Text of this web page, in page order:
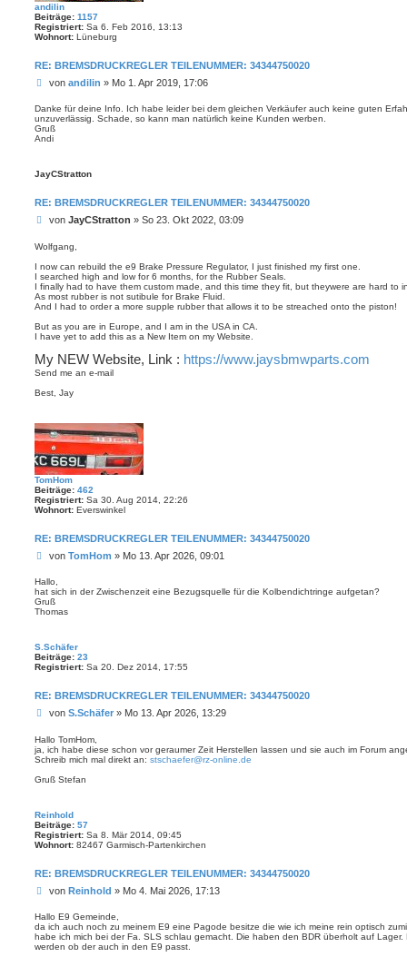
andilin
Beiträge: 1157
Registriert: Sa 6. Feb 2016, 13:13
Wohnort: Lüneburg
RE: BREMSDRUCKREGLER TEILENUMMER: 34344750020
B
i
t
r
a
von andilin » Mo 1. Apr 2019, 17:06
Danke für deine Info. Ich habe leider bei dem gleichen Verkäufer auch keine guten
unzuverlässig. Schade, so kann man natürlich keine Kunden werben.
Gruß
Andi
JayCStratton
RE: BREMSDRUCKREGLER TEILENUMMER: 34344750020
B
i
r
a
g
von JayCStratton » So 23. Okt 2022, 03:09
Wolfgang,
I now can rebuild the e9 Brake Pressure Regulator, I just finished my first one.
I searched high and low for 6 months, for the Rubber Seals.
I finally had to have them custom made, and this time they fit, but theywere are hard to
As most rubber is not sutibule for Brake Fluid.
And I had to order a more supple rubber that allows it to be streached onto the piston!
But as you are in Europe, and I am in the USA in CA.
I have yet to add this as a New Item on my Website.
My NEW Website, Link : https://www.jaysbmwparts.com
Send me an e-mail
Best, Jay
TomHom
Beiträge: 462
Registriert: Sa 30. Aug 2014, 22:26
Wohnort: Everswinkel
RE: BREMSDRUCKREGLER TEILENUMMER: 34344750020
B
i
t
r
a
von TomHom » Mo 13. Apr 2026, 09:01
Hallo,
hat sich in der Zwischenzeit eine Bezugsquelle für die Kolbendichtringe aufgetan?
Gruß
Thomas
S.Schäfer
Beiträge: 23
Registriert: Sa 20. Dez 2014, 17:55
RE: BREMSDRUCKREGLER TEILENUMMER: 34344750020
B
i
t
r
a
von S.Schäfer» Mo 13. Apr 2026, 13:29
Hallo TomHom,
ja, ich habe diese schon vor geraumer Zeit Herstellen lassen und sie auch im Forum
Schreib mich mal direkt an: stschaefer@rz-online.de
Gruß Stefan
Reinhold
Beiträge: 57
Registriert: Sa 8. Mär 2014, 09:45
Wohnort: 82467 Garmisch-Partenkirchen
RE: BREMSDRUCKREGLER TEILENUMMER: 34344750020
B
i
t
r
a
von Reinhold » Mo 4. Mai 2026, 17:13
Hallo E9 Gemeinde,
da ich auch noch zu meinem E9 eine Pagode besitze die wie ich meine rein optisch
habe ich mich bei der Fa. SLS schlau gemacht. Die haben den BDR überholt auf
werden ob der auch in den E9 passt.